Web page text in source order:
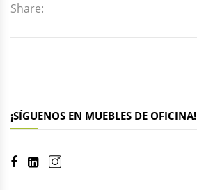
Share:
¡SÍGUENOS EN MUEBLES DE OFICINA!